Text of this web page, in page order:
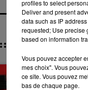
profiles to select
Deliver and present
data such as IP
requested; Use precise
based on information
Vous pouvez accepter
mes choix". Vous
ce site. Vous pouvez
bas de chaque page.